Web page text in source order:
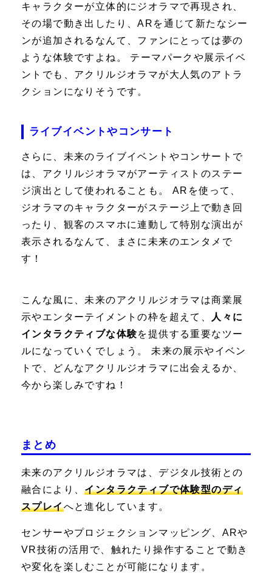
キャラクターが立体的にジオラマで再現され、
その場で動き出したり、ARを通じて新たなシー
ンが追加されるなんて、ファンにとっては夢の
ような体験ですよね。 テーマパークや展示イベ
ントでも、アクリルジオラマが大人気のアトラ
クションになりそうです。
ライブイベントやコンサート
さらに、未来のライブイベントやコンサートで
は、アクリルジオラマがアーティストのステー
ジ演出として使われることも。 ARを使って、
ジオラマのキャラクターがステージ上で動き回
ったり、観客のスマホに連動して特別な演出が
表示されるなんて、まさに未来のエンタメで
す！
こんな風に、未来のアクリルジオラマは商業展
示やエンターテイメントの枠を超えて、
人々に
インタラクティブな体験を提供する重要なツー
ルになっていくでしょう。 未来の展示やイベン
トで、どんなアクリルジオラマに出会えるか、
今から楽しみですね！
まとめ
未来のアクリルジオラマは、デジタル技術との
融合により、インタラクティブで体験型のディ
スプレイへと進化しています。
センサーやプロジェクションマッピング、ARや
VR技術の活用で、触れたり操作することで動き
や変化を楽しむことが可能になります。